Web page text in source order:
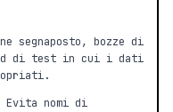
segnaposto, bozze di
di test in cui i dati
Evita nomi di